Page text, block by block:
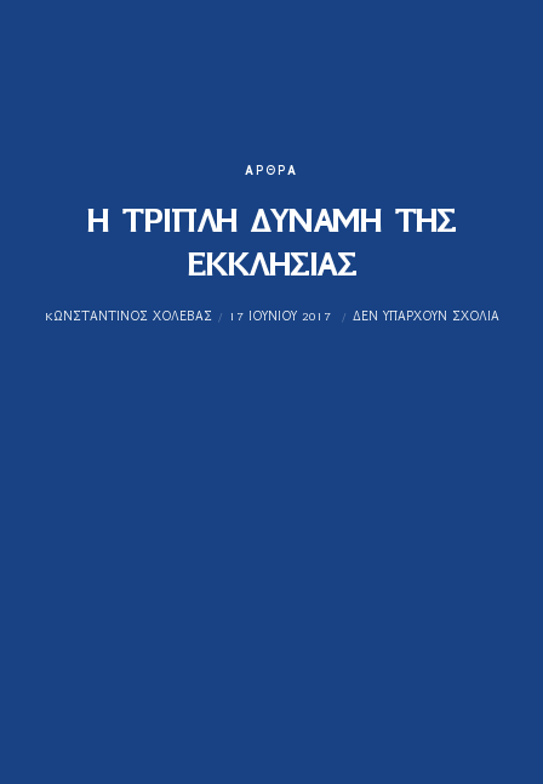
ΆΡΘΡΑ
Η ΤΡΙΠΛΗ ΔΥΝΑΜΗ ΤΗΣ
ΕΚΚΛΗΣΙΑΣ
KΩΝΣΤΑΝΤΊΝΟΣ ΧΟΛΈΒΑΣ 17 ΙΟΥΝΊΟΥ 2017 ΔΕΝ ΥΠΆΡΧΟΥΝ ΣΧΌΛΙΑ